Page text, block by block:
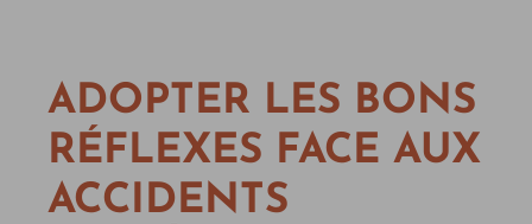
ADOPTER LES BONS
RÉFLEXES FACE AUX
ACCIDENTS